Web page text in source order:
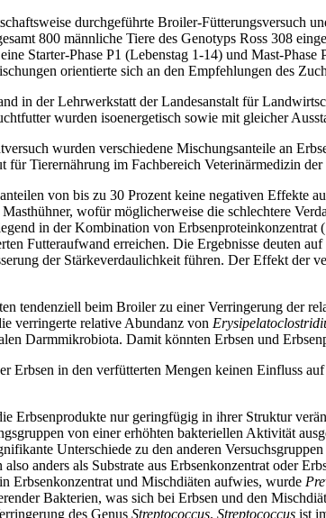
durchgeführte Broiler-Fütterungsversuch
800 männliche Tiere des Genotyps Ross 308
Starter-Phase P1 (Lebenstag 1-14) und Mast-
orientierte sich an den Empfehlungen des
in der Lehrwerkstatt der Landesanstalt für
wurden isoenergetisch sowie mit gleicher
wurden verschiedene Mischungsanteile an
für Tierernährung im Fachbereich Veterinärmedizin
von bis zu 30 Prozent keine negativen Effekte
wofür möglicherweise die schlechtere
in der Kombination von
Futteraufwand erreichen. Die Ergebnisse deuten
der Stärkeverdaulichkeit führen. Der Effekt der
tendenziell beim Broiler zu einer Verringerung der
verringerte relative Abundanz von
Darmmikrobiota. Damit könnten Erbsen und
Erbsen in den verfütterten Mengen keinen Einfluss
Erbsenprodukte nur geringfügig in ihrer Struktur
von einer erhöhten bakteriellen Aktivität
Unterschiede zu den anderen
anders als Substrate aus Erbsenkonzentrat oder
Erbsenkonzentrat und Mischdiäten aufwies, wurde
Bakterien, was sich bei Erbsen und den
des Genus Streptococcus. Streptococcus ist